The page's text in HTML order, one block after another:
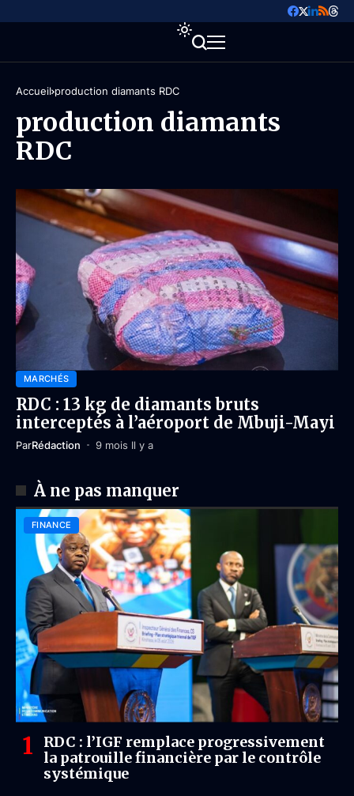
Accueil production diamants RDC
production diamants
RDC
MARCHÉS
RDC : 13 kg de diamants bruts
interceptés à l’aéroport de Mbuji-Mayi
ParRédaction 9 mois Il y a
À ne pas manquer
FINANCE
RDC : l’IGF remplace progressivement
la patrouille financière par le contrôle
systémique